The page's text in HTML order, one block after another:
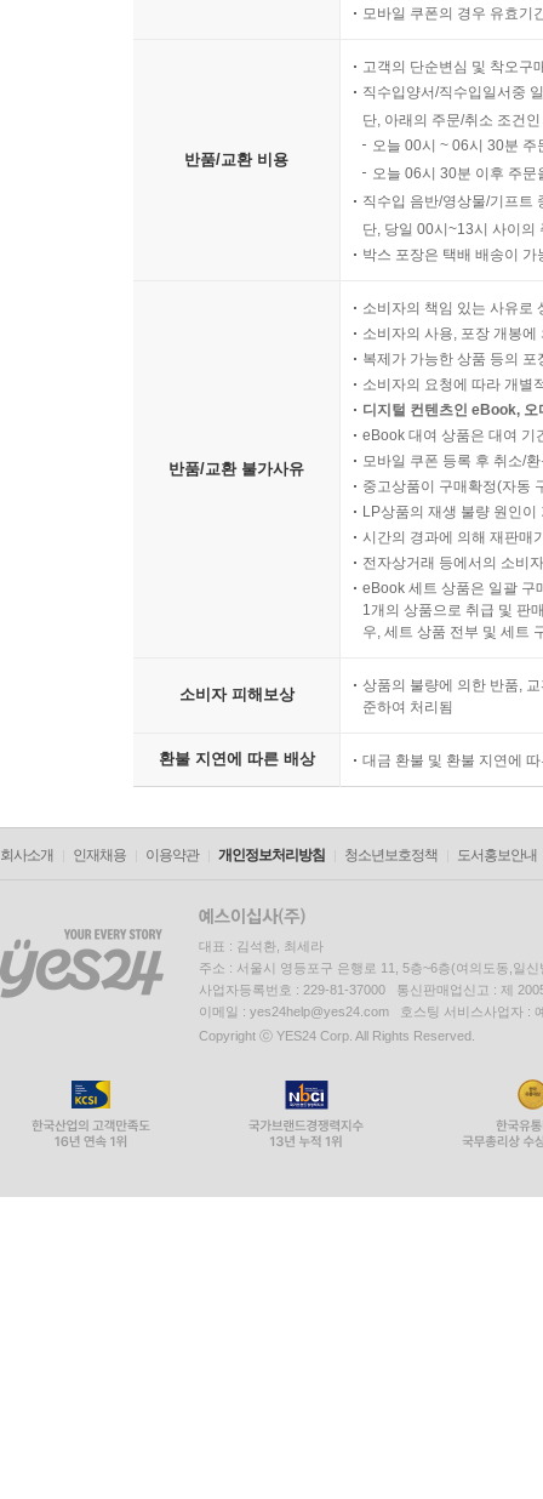
모바일 쿠폰의 경우 유효기
반품/교환 비용
고객의 단순변심 및 착오구
직수입양서/직수입일서중
단, 아래의 주문/취소 조건
오늘 00시 ~ 06시 30분
오늘 06시 30분 이후 주
직수입 음반/영상물/기프트
단, 당일 00시~13시 사이의
박스 포장은 택배 배송이
반품/교환 불가사유
소비자의 책임 있는 사유로
소비자의 사용, 포장 개봉
복제가 가능한 상품 등의
소비자의 요청에 따라 개별
디지털 컨텐츠인 eBook,
eBook 대여 상품은 대여 기
모바일 쿠폰 등록 후 취소/
중고상품이 구매확정(자동
LP상품의 재생 불량 원인
시간의 경과에 의해 재판매
전자상거래 등에서의 소비
eBook 세트 상품은 일괄 구
1개의 상품으로 취급 및 판
우, 세트 상품 전부 및 세트
소비자 피해보상
상품의 불량에 의한 반품,
준하여 처리됨
환불 지연에 따른 배상 대금 환불 및 환불 지연에
회사소개 인재채용 이용약관 개인정보처리방침 청소년보호정책 도서홍보안내
대표 : 김석환, 최세라
주소 : 서울시 영등포구 은행로 11, 5층~6층(여의도동,일신
사업자등록번호 : 229-81-37000 통신판매업신고 : 제
이메일 : yes24help@yes24.com 호스팅 서비스사업자 :
Copyright ⓒ YES24 Corp. All Rights Reserved.